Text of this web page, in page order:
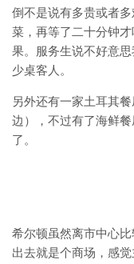
倒不是说有多贵或者
菜，再等了二十分钟
果。服务生说不好意
少桌客人。
另外还有一家土耳其
边），不过有了海鲜
了。
希尔顿虽然离市中心
出去就是个商场，感